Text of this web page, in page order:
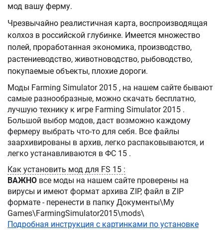
мод вашу ферму.
Чрезвычайно реалистичная карта, воспроизводящая
колхоз в российской глубинке. Имеется множество
полей, проработанная экономика, производство,
растениеводство, животноводство, рыбоводство,
покупаемые объекты, плохие дороги.
Моды Farming Simulator 2015 , на нашем сайте бывают
самые разнообразные, можно скачать бесплатно,
лучшую технику к игре Farming Simulator 2015 .
Большой выбор модов, даст возможно каждому
фермеру выбрать что-то для себя. Все файлы
заархивированы в архив, легко распаковываются, и
легко устанавливаются в ФС 15 .
Как установить мод для FS 15 :
ВАЖНО все моды на нашем сайте проверены на
вирусы и имеют формат архива ZIP, файл в ZIP
формате - перенести в папку Документы\My
Games\FarmingSimulator2015\mods\
Подробная инструкция с картинками по установке